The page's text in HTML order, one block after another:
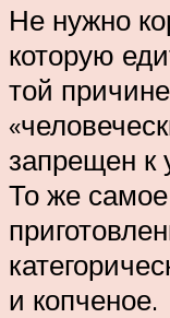
Не нужно
которую
той
запрещен к
То же
и копченое.